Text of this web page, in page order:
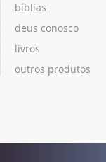
bíblias
deus conosco
livros
outros produtos